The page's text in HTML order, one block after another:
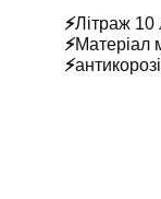
⚡Літраж 10
⚡Матеріал
⚡